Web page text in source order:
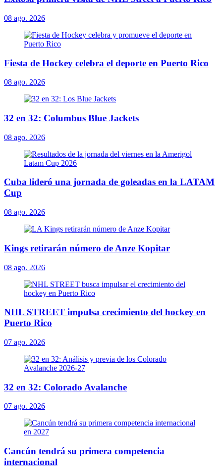
08 ago. 2026
Fiesta de Hockey celebra el deporte en Puerto Rico
08 ago. 2026
32 en 32: Columbus Blue Jackets
08 ago. 2026
Cuba lideró una jornada de goleadas en la LATAM
Cup
08 ago. 2026
Kings retirarán número de Anze Kopitar
08 ago. 2026
NHL STREET impulsa crecimiento del hockey en
Puerto Rico
07 ago. 2026
32 en 32: Colorado Avalanche
07 ago. 2026
Cancún tendrá su primera competencia
internacional